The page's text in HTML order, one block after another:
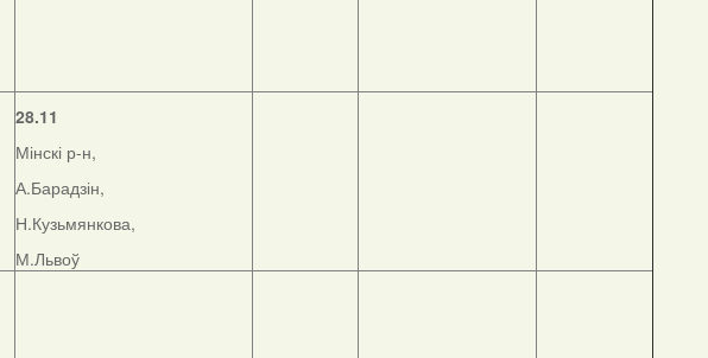
28.11
Мінскі р-н,
А.Барадзін,
Н.Кузьмянкова,
М.Львоў